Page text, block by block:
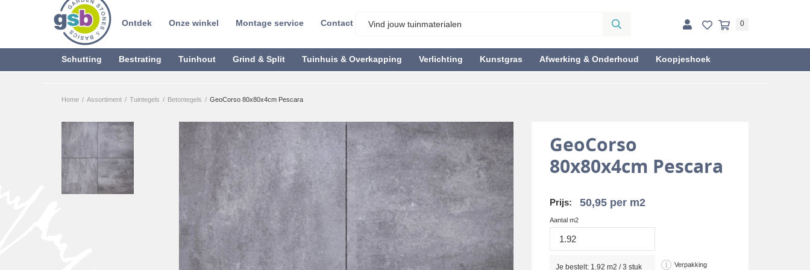
Ontdek Onze winkel Montage service Contact 0
Schutting Bestrating Tuinhout Grind & Split Tuinhuis & Overkapping Verlichting Kunstgras Afwerking & Onderhoud Koopjeshoek
Home / Assortiment / Tuintegels / Betontegels / GeoCorso 80x80x4cm Pescara
GeoCorso
80x80x4cm Pescara
Prijs: 50,95 per m2
Aantal m2
Je bestelt: 1.92 m2 /3 stuk Verpakking